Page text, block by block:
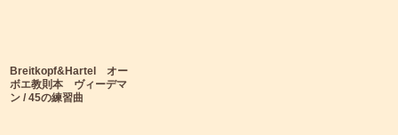
Breitkopf&Hartel オー
ボエ教則本 ヴィーデマ
ン / 45の練習曲